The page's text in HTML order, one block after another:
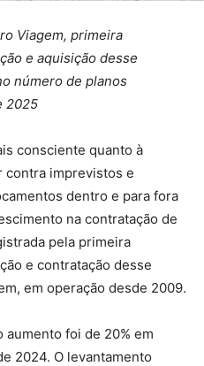
Viagem, primeira
e aquisição desse
número de planos
2025
consciente quanto à
contra imprevistos e
dentro e para fora
na contratação de
pela primeira
e contratação desse
em operação desde 2009.
aumento foi de 20% em
2024. O levantamento